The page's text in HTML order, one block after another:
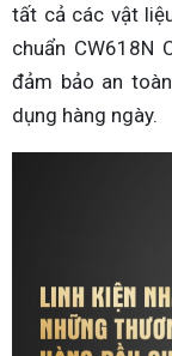
tất cả các vật
chuẩn CW618N
đảm bảo an
dụng hàng ngày.